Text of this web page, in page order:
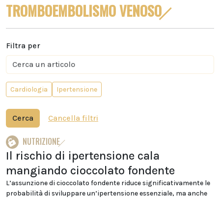
TROMBOEMBOLISMO VENOSO
Filtra per
Cardiologia Ipertensione
Cerca Cancella filtri
NUTRIZIONE
Il rischio di ipertensione cala
mangiando cioccolato fondente
L’assunzione di cioccolato fondente riduce significativamente le
probabilità di sviluppare un’ipertensione essenziale, ma anche